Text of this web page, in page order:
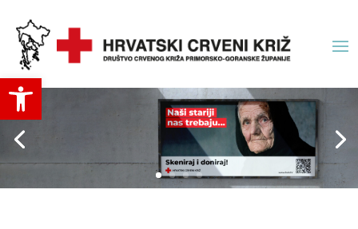
Open toolbar